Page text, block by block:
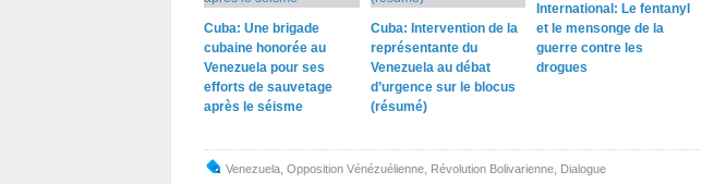
Cuba: Une brigade
cubaine honorée au
Venezuela pour ses
efforts de sauvetage
après le séisme
Cuba: Intervention de la
représentante du
Venezuela au débat
d’urgence sur le blocus
(résumé)
International: Le fentanyl
et le mensonge de la
guerre contre les
drogues
Venezuela Opposition Vénézuélienne Révolution Bolivarienne Dialogue